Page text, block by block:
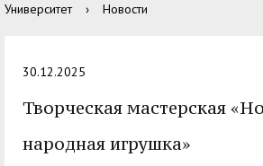
организация высшей
Образовательный
Университет › Новости
30.12.2025
Творческая мастерская
народная игрушка»